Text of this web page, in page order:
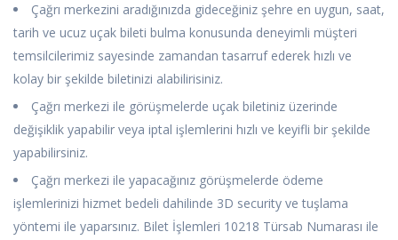
Çağrı merkezini aradığınızda gideceğiniz şehre en uygun, saat,
tarih ve ucuz uçak bileti bulma konusunda deneyimli müşteri
temsilcilerimiz sayesinde zamandan tasarruf ederek hızlı ve
kolay bir şekilde biletinizi alabilirisiniz.
Çağrı merkezi ile görüşmelerde uçak biletiniz üzerinde
değişiklik yapabilir veya iptal işlemlerini hızlı ve keyifli bir şekilde
yapabilirsiniz.
Çağrı merkezi ile yapacağınız görüşmelerde ödeme
işlemlerinizi hizmet bedeli dahilinde 3D security ve tuşlama
yöntemi ile yaparsınız. Bilet İşlemleri 10218 Türsab Numarası ile